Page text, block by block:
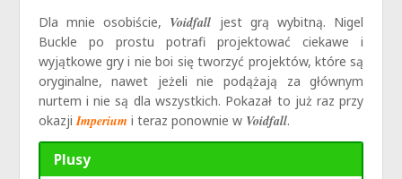
Dla mnie osobiście, Voidfall jest grą wybitną. Nigel
Buckle po prostu potrafi projektować ciekawe i
wyjątkowe gry i nie boi się tworzyć projektów, które są
oryginalne, nawet jeżeli nie podążają za głównym
nurtem i nie są dla wszystkich. Pokazał to już raz przy
okazjiImperium i teraz ponownie w Voidfall.
Plusy